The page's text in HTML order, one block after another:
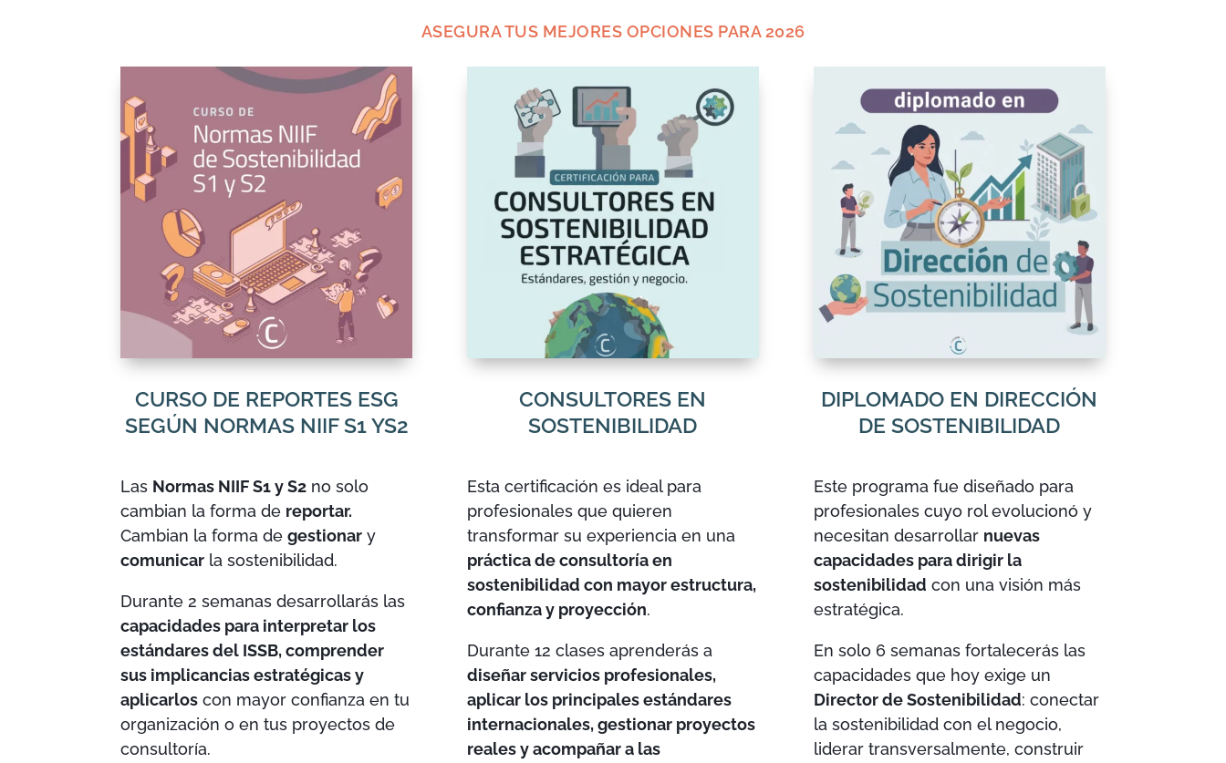
ASEGURA TUS MEJORES OPCIONES PARA 2026
CURSO DE REPORTES ESG
SEGÚN NORMAS NIIF S1 YS2
Las Normas NIIF S1 y S2 no solo
cambian la forma de reportar.
Cambian la forma de gestionar y
comunicar la sostenibilidad.
Durante 2 semanas desarrollarás las
capacidades para interpretar los
estándares del ISSB, comprender
sus implicancias estratégicas y
aplicarlos con mayor confianza en tu
organización o en tus proyectos de
consultoría.
CONSULTORES EN
SOSTENIBILIDAD
Esta certificación es ideal para
profesionales que quieren
transformar su experiencia en una
práctica de consultoría en
sostenibilidad con mayor estructura,
confianza y proyección.
Durante 12 clases aprenderás a
diseñar servicios profesionales,
aplicar los principales estándares
internacionales, gestionar proyectos
reales y acompañar a las
DIPLOMADO EN DIRECCIÓN
DE SOSTENIBILIDAD
Este programa fue diseñado para
profesionales cuyo rol evolucionó y
necesitan desarrollar nuevas
capacidades para dirigir la
sostenibilidad con una visión más
estratégica.
En solo 6 semanas fortalecerás las
capacidades que hoy exige un
Director de Sostenibilidad: conectar
la sostenibilidad con el negocio,
liderar transversalmente, construir